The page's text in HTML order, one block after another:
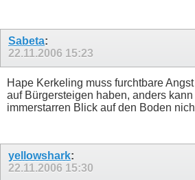
Sabeta:
22.11.2006 15:23
Hape Kerkeling muss furchtbare
auf Bürgersteigen haben, anders
immerstarren Blick auf den Boden
yellowshark:
22.11.2006 15:30